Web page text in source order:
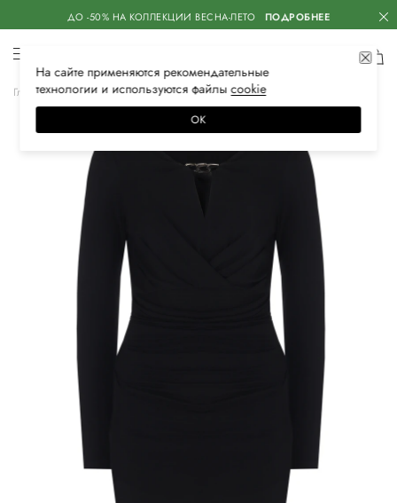
ДО -50% НА КОЛЛЕКЦИИ ВЕСНА-ЛЕТО ПОДРОБНЕЕ
Главная Женская Одежда Платья Вечерние
На сайте применяются рекомендательные
технологии и используются файлысооkiе
ОК